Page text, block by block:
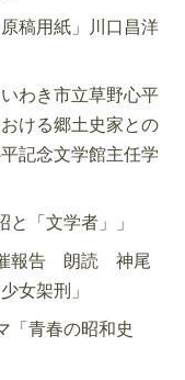
稿用紙」川口昌洋
わき市立草野心平
ける郷土史家との
記念文学館主任学
「文学者」」
催報告 朗読 神尾
女架刑」
青春の昭和史